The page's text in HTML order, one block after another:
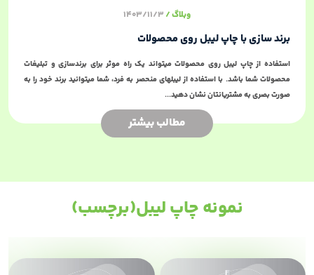
وبلاگ 1403/11/3
برند سازی با چاپ لیبل روی محصولات
استفاده از چاپ لیبل روی محصولات میتواند یک راه موثر برای برندسازی و تبلیغات
محصولات شما باشد. با استفاده از لیبلهای منحصر به فرد، شما میتوانید برند خود را به
صورت بصری به مشتریانتان نشان دهید...
مطالب بیشتر
نمونه چاپ لیبل(برچسب)